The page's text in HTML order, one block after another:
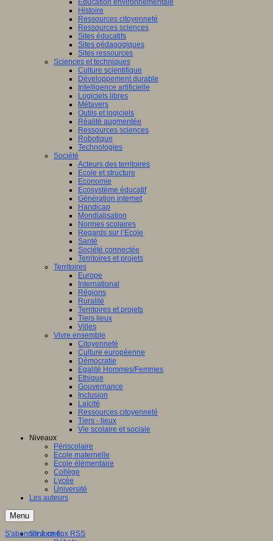
Education environnementale
Histoire
Ressources citoyenneté
Ressources sciences
Sites éducatifs
Sites pédagogiques
Sites ressources
Sciences et techniques
Culture scientifique
Développement durable
Intelligence artificielle
Logiciels libres
Métavers
Outils et logiciels
Réalité augmentée
Ressources sciences
Robotique
Technologies
Société
Acteurs des territoires
Ecole et structure
Economie
Ecosystème éducatif
Génération internet
Handicap
Mondialisation
Normes scolaires
Regards sur l’Ecole
Santé
Société connectée
Territoires et projets
Territoires
Europe
International
Régions
Ruralité
Territoires et projets
Tiers lieux
Villes
Vivre ensemble
Citoyenneté
Culture européenne
Démocratie
Egalité Hommes/Femmes
Ethique
Gouvernance
Inclusion
Laïcité
Ressources citoyenneté
Tiers - lieux
Vie scolaire et sociale
Niveaux
Périscolaire
Ecole maternelle
Ecole élémentaire
Collège
Lycée
Université
Les auteurs
Menu
S'informer
S'abonner à ce flux RSS